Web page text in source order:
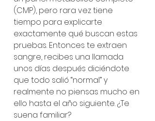
(CMP), pero rara vez tiene
tiempo para explicarte
exactamente qué buscan estas
pruebas. Entonces te extraen
sangre, recibes una llamada
unos días después diciéndote
que todo salió “normal” y
realmente no piensas mucho en
ello hasta el año siguiente. ¿Te
suena familiar?